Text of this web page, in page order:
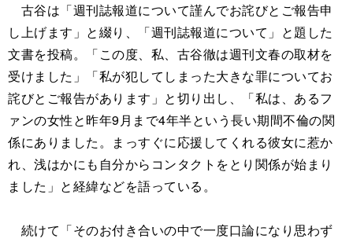
古谷は「週刊誌報道について謹んでお詫びとご報告申
し上げます」と綴り、「週刊誌報道について」と題した
文書を投稿。「この度、私、古谷徹は週刊文春の取材を
受けました」「私が犯してしまった大きな罪についてお
詫びとご報告があります」と切り出し、「私は、あるフ
ァンの女性と昨年9月まで4年半という長い期間不倫の関
係にありました。まっすぐに応援してくれる彼女に惹か
れ、浅はかにも自分からコンタクトをとり関係が始まり
ました」と経緯などを語っている。
続けて「そのお付き合いの中で一度口論になり思わず